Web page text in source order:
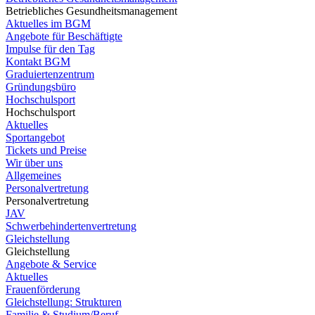
Betriebliches Gesundheitsmanagement
Aktuelles im BGM
Angebote für Beschäftigte
Impulse für den Tag
Kontakt BGM
Graduiertenzentrum
Gründungsbüro
Hochschulsport
Hochschulsport
Aktuelles
Sportangebot
Tickets und Preise
Wir über uns
Allgemeines
Personalvertretung
Personalvertretung
JAV
Schwerbehindertenvertretung
Gleichstellung
Gleichstellung
Angebote & Service
Aktuelles
Frauenförderung
Gleichstellung: Strukturen